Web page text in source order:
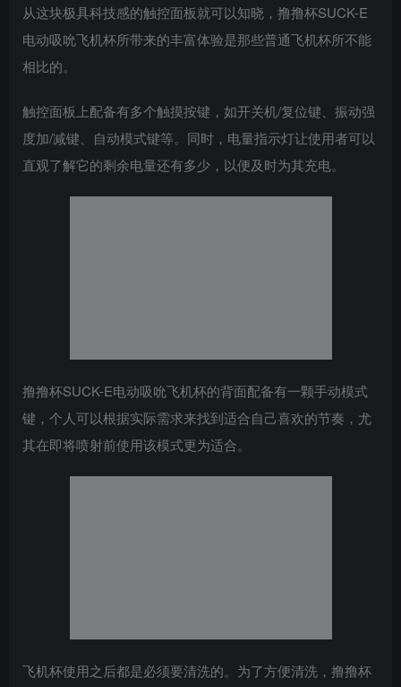
从这块极具科技感的触控面板就可以知晓，撸撸杯SUCK-E
电动吸吮飞机杯所带来的丰富体验是那些普通飞机杯所不能
相比的。
触控面板上配备有多个触摸按键，如开关机/复位键、振动强
度加/减键、自动模式键等。同时，电量指示灯让使用者可以
直观了解它的剩余电量还有多少，以便及时为其充电。
撸撸杯SUCK-E电动吸吮飞机杯的背面配备有一颗手动模式
键，个人可以根据实际需求来找到适合自己喜欢的节奏，尤
其在即将喷射前使用该模式更为适合。
飞机杯使用之后都是必须要清洗的。为了方便清洗，撸撸杯